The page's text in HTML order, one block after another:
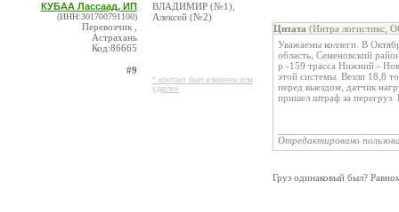
КУБАА Лассаад, ИП
(ИНН:301700791100)
Перевозчик ,
Астрахань
Код:86665
#9
ВЛАДИМИР (№1),
Алексей (№2)
* контакт был изменен или
удален
Цитата (Интра логистикс,
Уважаемы коллеги. В
область, Семеновский
р -159 трасса Нижний -
этой системы. Везли 18,8
перед выездом, датчик
пришел штраф за перегруз.
Отредактировано
Груз одинаковый был?